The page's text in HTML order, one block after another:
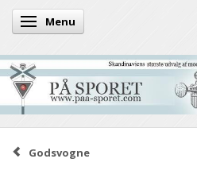
Skifte navigation
Menu
Godsvogne